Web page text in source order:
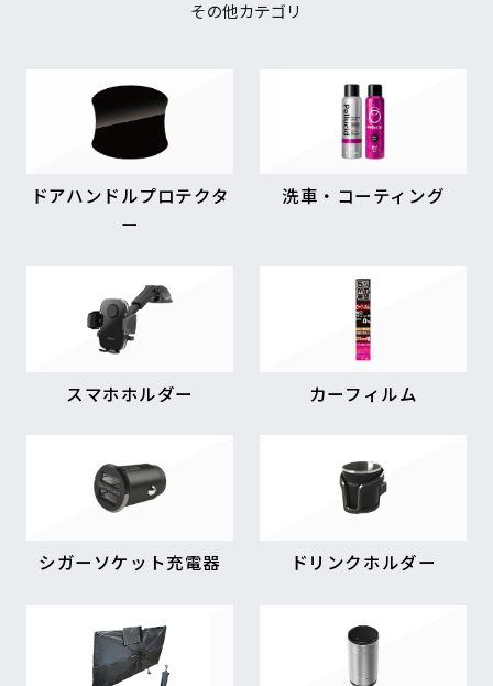
その他カテゴリ
ドアハンドルプロテクタ
ー
洗車・コーティング
スマホホルダー カーフィルム
シガーソケット充電器 ドリンクホルダー